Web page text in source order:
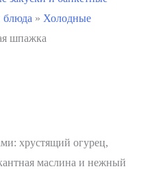
блюда » Холодные
шпажка
хрустящий огурец,
маслина и нежный